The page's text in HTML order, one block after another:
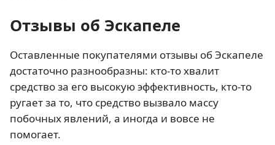
Отзывы об Эскапеле
Оставленные покупателями отзывы об Эскапеле
достаточно разнообразны: кто-то хвалит
средство за его высокую эффективность, кто-то
ругает за то, что средство вызвало массу
побочных явлений, а иногда и вовсе не
помогает.